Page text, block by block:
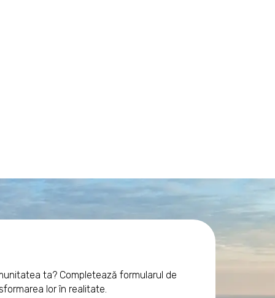
ta? Completează formularul de
lor în realitate.